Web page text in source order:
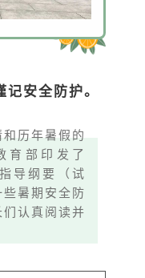
安全防护。
历年暑假的
育部印发了
导纲要（试
暑期安全防
认真阅读并